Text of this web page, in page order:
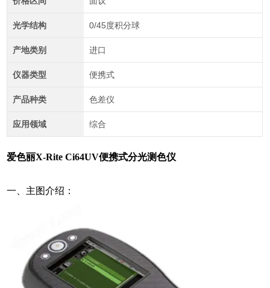
光学结构 0/45度积分球
产地类别 进口
仪器类型 便携式
产品种类 色差仪
应用领域 综合
爱色丽X-Rite Ci64UV便携式分光测色仪
一、主图介绍：